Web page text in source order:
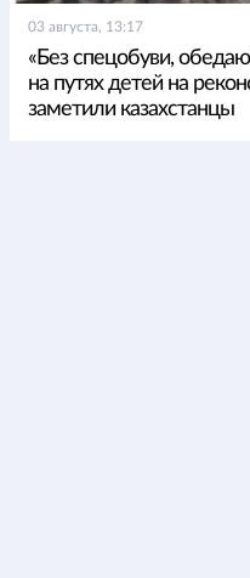
03 августа, 13:17
«Без спецобуви,
на путях детей на
заметили казахстанцы